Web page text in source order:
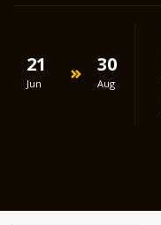
21
Jun
30
Aug